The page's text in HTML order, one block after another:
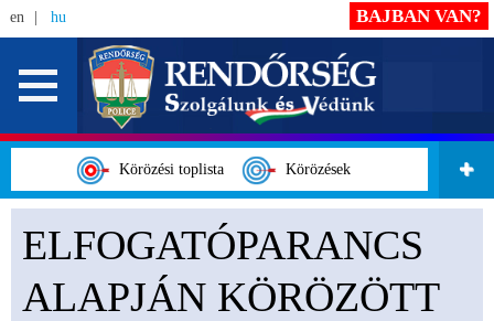
en hu
Körözési toplista Körözések
BAJBAN VAN?
ELFOGATÓPARANCS
ALAPJÁN KÖRÖZÖTT